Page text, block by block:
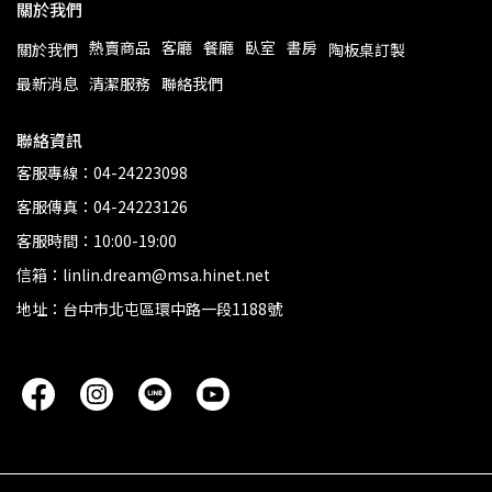
關於我們
關於我們 熱賣商品 客廳 餐廳 臥室 書房 陶板桌訂製
最新消息 清潔服務 聯絡我們
聯絡資訊
客服專線：04-24223098
客服傳真：04-24223126
客服時間：10:00-19:00
信箱：linlin.dream@msa.hinet.net
地址：台中市北屯區環中路一段1188號